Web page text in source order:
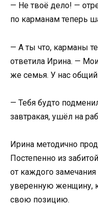
— Не твоё дело! —
по карманам теперь
— А ты что, карманы
ответила Ирина. —
же семья. У нас
— Тебя будто
завтракая, ушёл на
Ирина методично
Постепенно из
от каждого
уверенную женщину,
свою позицию.